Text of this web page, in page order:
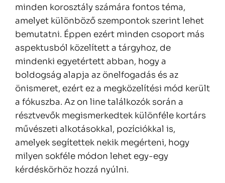
minden korosztály számára fontos téma,
amelyet különböző szempontok szerint lehet
bemutatni. Éppen ezért minden csoport más
aspektusból közelített a tárgyhoz, de
mindenki egyetértett abban, hogy a
boldogság alapja az önelfogadás és az
önismeret, ezért ez a megközelítési mód került
a fókuszba. Az on line találkozók során a
résztvevők megismerkedtek különféle kortárs
művészeti alkotásokkal, pozíciókkal is,
amelyek segítettek nekik megérteni, hogy
milyen sokféle módon lehet egy-egy
kérdéskörhöz hozzá nyúlni.